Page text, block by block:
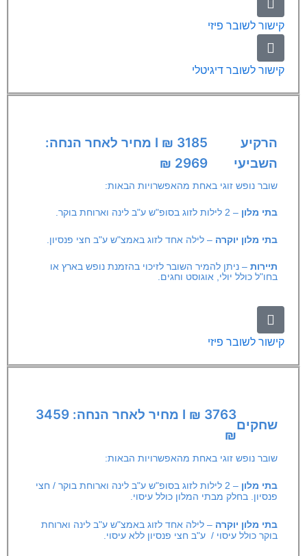
קישור לשובר פיזי
קישור לשובר דיגיטלי
הרקיע
השביעי
3185 ₪ I מחיר לאחר הנחה:
2969 ₪
שובר נופש זוגי באחת מהאפשרויות הבאות:
בתי מלון– 2 לילות לזוג בסופ"ש ע"ב לינה וארוחת בוקר.
בתי מלון יוקרה– לילה אחד לזוג באמצ"ש ע"ב חצי פנסיון.
תיירות– ניתן להמיר השובר לזיכוי בהזמנת נופש בארץ או
בחו"ל כולל יולי, אוגוסט וחגים.
קישור לשובר פיזי
שחקים
3763 ₪ I מחיר לאחר הנחה: 3459
₪
שובר נופש זוגי באחת מהאפשרויות הבאות:
בתי מלון
– 2 לילות לזוג בסופ"ש ע"ב לינה וארוחת בוקר / חצי
פנסיון. בחלק מבתי המלון כולל עיסוי.
בתי מלון יוקרה– לילה אחד לזוג באמצ"ש ע"ב לינה וארוחת
בוקר כולל עיסוי / ע"ב חצי פנסיון ללא עיסוי.